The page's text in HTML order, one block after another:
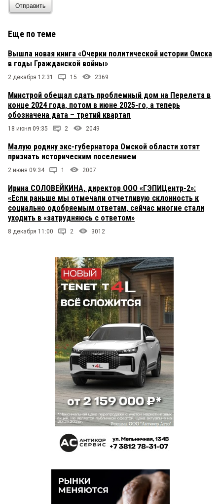
Отправить
Еще по теме
Вышла новая книга «Очерки политической истории Омска
в годы Гражданской войны»
2 декабря 12:31 15 2369
Минстрой обещал сдать проблемный дом на Перелета в
конце 2024 года, потом в июне 2025-го, а теперь
обозначена дата – третий квартал
18 июня 09:35 2 2049
Малую родину экс-губернатора Омской области хотят
признать историческим поселением
2 июня 09:34 1 2007
Ирина СОЛОВЕЙКИНА, директор ООО «ГЭПИЦентр-2»:
«Если раньше мы отмечали отчетливую склонность к
социально одобряемым ответам, сейчас многие стали
уходить в «затрудняюсь с ответом»
8 декабря 11:00 2 3012